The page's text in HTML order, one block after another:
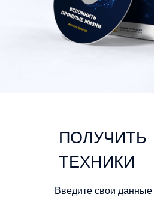
Введите свои
ПОЛУЧИТЬ
ТЕХНИКИ